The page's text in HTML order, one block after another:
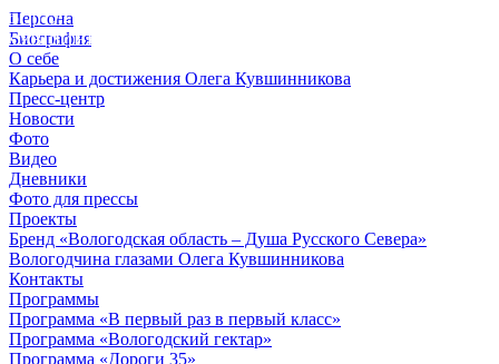
Персона
Биография
О себе
Карьера и достижения Олега Кувшинникова
Пресс-центр
Новости
Фото
Видео
Дневники
Фото для прессы
Проекты
Бренд «Вологодская область – Душа Русского Севера»
Вологодчина глазами Олега Кувшинникова
Контакты
Программы
Программа «В первый раз в первый класс»
Программа «Вологодский гектар»
Программа «Дороги 35»
© 2012 - 2023,
КУВШИННИКОВ О.А.